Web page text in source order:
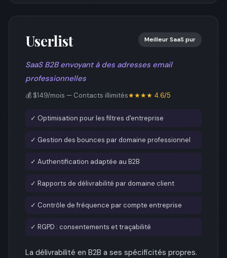
Userlist Meilleur SaaS pur
SaaS B2B envoyant à des adresses email
professionnelles
💰 $149/mois — Contacts illimités★★★★ 4.6/5
✓ Optimisation pour les filtres d'entreprise
✓ Gestion des bounces par domaine professionnel
✓ Authentification adaptée au B2B
✓ Rapports de délivrabilité par domaine client
✓ Contrôle de fréquence par compte entreprise
✓ RGPD : consentements et traçabilité
La délivrabilité en B2B a ses spécificités propres.